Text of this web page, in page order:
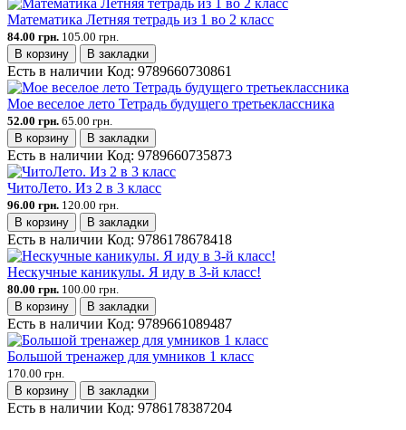
Математика Летняя тетрадь из 1 во 2 класс
84.00 грн. 105.00 грн.
В корзину
В закладки
Есть в наличии Код: 9789660730861
Мое веселое лето Тетрадь будущего третьеклассника
52.00 грн. 65.00 грн.
В корзину
В закладки
Есть в наличии Код: 9789660735873
ЧитоЛето. Из 2 в 3 класс
96.00 грн. 120.00 грн.
В корзину
В закладки
Есть в наличии Код: 9786178678418
Нескучные каникулы. Я иду в 3-й класс!
80.00 грн. 100.00 грн.
В корзину
В закладки
Есть в наличии Код: 9789661089487
Большой тренажер для умников 1 класс
170.00 грн.
В корзину
В закладки
Есть в наличии Код: 9786178387204